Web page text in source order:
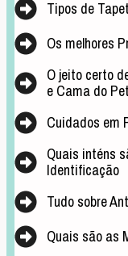
Tipos de
Os melhores
O jeito certo
e Cama do Pet
Cuidados em
Quais inténs
Identificação
Tudo sobre
Quais são as